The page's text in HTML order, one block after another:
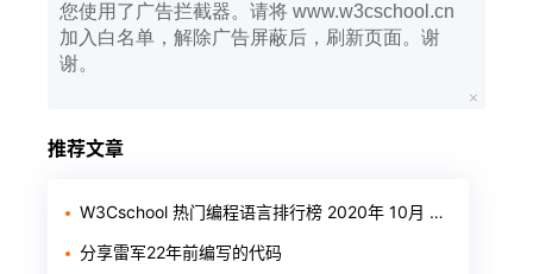
您使用了广告拦截器。请将 www.w3cschool.cn
加入白名单，解除广告屏蔽后，刷新页面。谢
谢。
推荐文章
W3Cschool 热门编程语言排行榜 2020年 10月 TOP10
分享雷军22年前编写的代码